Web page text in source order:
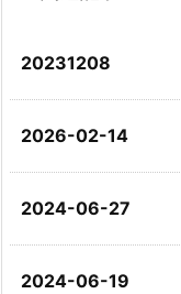
20231208
2026-02-14
2024-06-27
2024-06-19